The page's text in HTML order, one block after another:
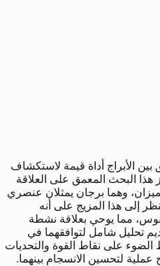
بين الأبراج أداة قيمة لاستكشاف
هذا البحث المعمق على العلاقة
وهما برجان يمثلان عنصري
إلى هذا المزيج على أنه
مما يوحي بعلاقة نشطة
تحليل شامل لتوافقهما في
على نقاط القوة والتحديات
عملية لتحسين الانسجام بينهما.